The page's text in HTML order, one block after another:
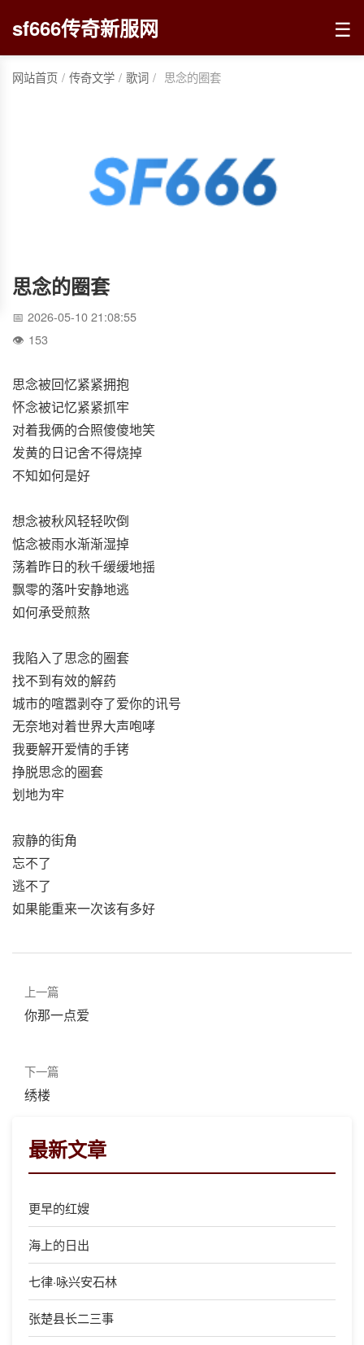
sf666传奇新服网 ☰
网站首页 / 传奇文学 / 歌词 / 思念的圈套
思念的圈套
2026-05-10 21:08:55
153
思念被回忆紧紧拥抱
怀念被记忆紧紧抓牢
对着我俩的合照傻傻地笑
发黄的日记舍不得烧掉
不知如何是好
想念被秋风轻轻吹倒
惦念被雨水渐渐湿掉
荡着昨日的秋千缓缓地摇
飘零的落叶安静地逃
如何承受煎熬
我陷入了思念的圈套
找不到有效的解药
城市的喧嚣剥夺了爱你的讯号
无奈地对着世界大声咆哮
我要解开爱情的手铐
挣脱思念的圈套
划地为牢
寂静的街角
忘不了
逃不了
如果能重来一次该有多好
上一篇
你那一点爱
下一篇
绣楼
最新文章
更早的红嫂
海上的日出
七律·咏兴安石林
张楚县长二三事